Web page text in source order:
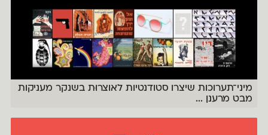
מיני־תערוכות שיצרו סטודנטיות לאוצרוּת בשנקר מעניקות
מבט מרענן
...